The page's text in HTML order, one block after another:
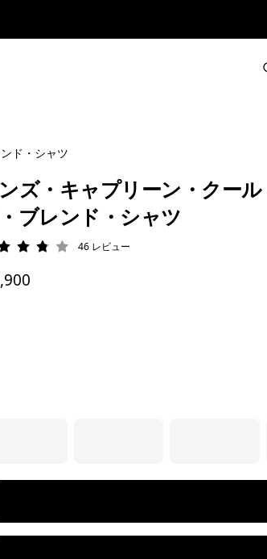
ド・シャツ
ズ・キャプリーン・クール
ブレンド・シャツ
評価: 3.8 / 5
46 レビュー